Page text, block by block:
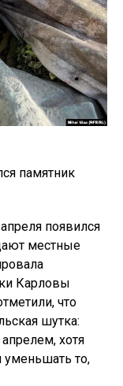
появился
местные
Карловы
что
шутка:
хотя
уменьшать то,